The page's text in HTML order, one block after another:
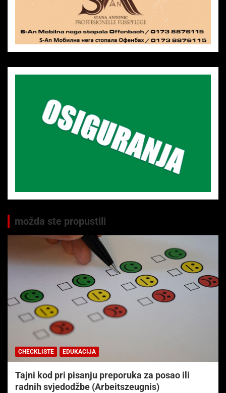
možda ste propustili
CHECKLISTE EDUKACIJA
Tajni kod pri pisanju preporuka za posao ili
radnih svjedodžbe (Arbeitszeugnis)